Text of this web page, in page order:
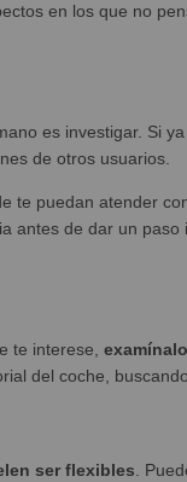
en los que no
es investigar. Si
de otros usuarios.
te puedan atender
antes de dar un paso
te interese,
del coche,
ser flexibles .